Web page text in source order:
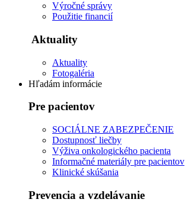
Výročné správy
Použitie financií
Aktuality
Aktuality
Fotogaléria
Hľadám informácie
Pre pacientov
SOCIÁLNE ZABEZPEČENIE
Dostupnosť liečby
Výživa onkologického pacienta
Informačné materiály pre pacientov
Klinické skúšania
Prevencia a vzdelávanie